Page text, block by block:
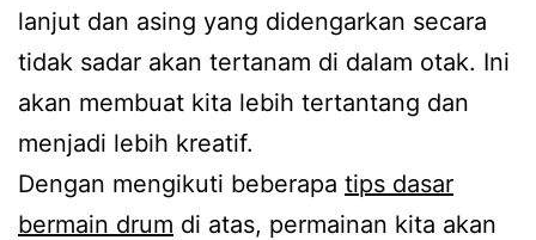
lanjut dan asing yang didengarkan secara
tidak sadar akan tertanam di dalam otak. Ini
akan membuat kita lebih tertantang dan
menjadi lebih kreatif.
Dengan mengikuti beberapa tips dasar
bermain drum di atas, permainan kita akan